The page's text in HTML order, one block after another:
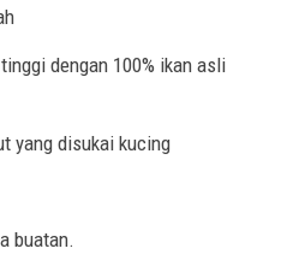
dengan 100% ikan asli
yang disukai kucing
buatan.